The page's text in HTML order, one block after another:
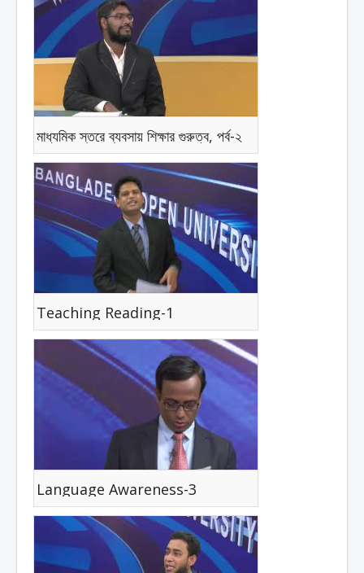
মাধ্যমিক স্তরে ব্যবসায় শিক্ষার গুরুত্ব, পর্ব-২
Teaching Reading-1
Language Awareness-3